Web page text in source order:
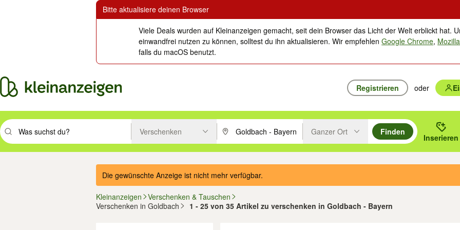
Bitte aktualisiere deinen Browser
Viele Deals wurden auf Kleinanzeigen gemacht, seit dein Browser das Licht der Welt erblickt hat.
einwandfrei nutzen zu können, solltest du ihn aktualisieren. Wir empfehlenGoogle Chrome,
falls du macOS benutzt.
Registrieren oder
Suchbegriff eingeben. Eingabetaste drücken um zu suchen, oder Vorschläge mit den Pfeiltasten nach oben/unten durchsuchen und mit
Verschenken PLZ oder Ort eingeben. Eingabetaste drücken um zu suchen, oder
Ganzer Ort
Finden
Inserieren
Die gewünschte Anzeige ist nicht mehr verfügbar.
Kleinanzeigen
Verschenken & Tauschen
Verschenken in Goldbach
1 - 25 von 35 Artikel zu verschenken in Goldbach - Bayern